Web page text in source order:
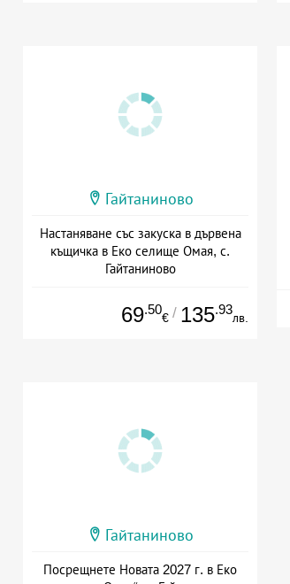
Гайтаниново
Настаняване със закуска в дървена
къщичка в Еко селище Омая, с.
Гайтаниново
69.50
€ / 135.93
лв.
Гайтаниново
Посрещнете Новата 2027 г. в Еко